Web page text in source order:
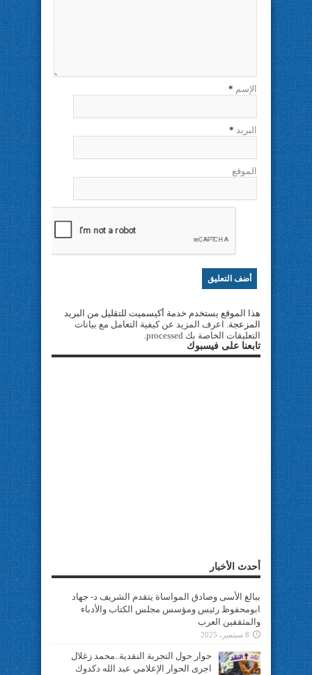
الإسم *
البريد *
الموقع
هذا الموقع يستخدم خدمة أكيسميت للتقليل من البريد
المزعجة. اعرف المزيد عن كيفية التعامل مع بيانات
التعليقات الخاصة بك processed
.
تابعنا على فيسبوك
أحدث الأخبار
ببالغ الأسى وصادق المواساة يتقدم الشريف د- جهاد
ابومحفوظ رئيس ومؤسس مجلس الكتاب والأدباء
والمثقفين العرب
8 سبتمبر، 2025
حوار حول التجربة النقدية..محمد زغلال
اجرى الحوار الإعلامي عبد الله دكدوك